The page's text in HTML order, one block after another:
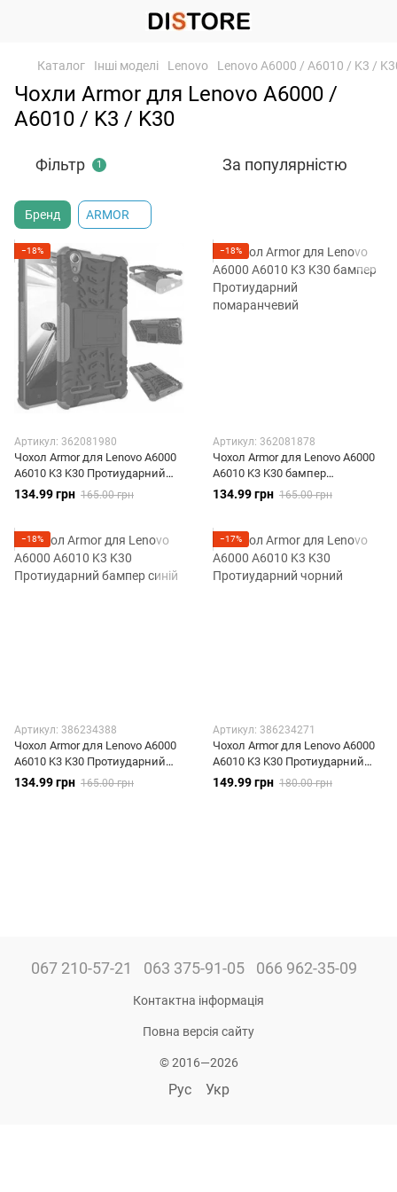
Каталог Інші моделі Lenovo Lenovo A6000 / A6010 / K3 /
Чохли Armor для Lenovo A6000 /
A6010 / K3 / K30
Фільтр 1 За популярністю
Бренд ARMOR
−18%
Артикул: 362081980
Чохол Armor для Lenovo A6000
A6010 K3 K30 Протиударний
червоний
134.99 грн 165.00 грн
−18%
Артикул: 362081878
Чохол Armor для Lenovo A6000
A6010 K3 K30 бампер
Протиударний помаранчевий
134.99 грн 165.00 грн
−18%
Артикул: 386234388
Чохол Armor для Lenovo A6000
A6010 K3 K30 Протиударний
бампер синій
134.99 грн 165.00 грн
−17%
Артикул: 386234271
Чохол Armor для Lenovo A6000
A6010 K3 K30 Протиударний
чорний
149.99 грн 180.00 грн
067 210-57-21 063 375-91-05 066 962-35-09
Контактна інформація
Повна версія сайту
© 2016—2026
Рус Укр